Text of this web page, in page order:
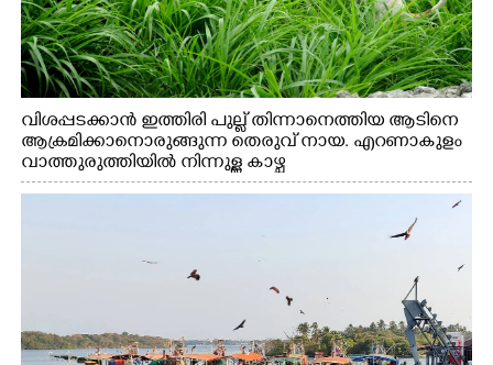
വിശപ്പടക്കാൻ ഇത്തിരി പുല്ല് തിന്നാനെത്തിയ ആടിനെ
ആക്രമിക്കാനൊരുങ്ങുന്ന തെരുവ് നായ. എറണാകുളം
വാത്തുരുത്തിയിൽ നിന്നുള്ള കാഴ്ച